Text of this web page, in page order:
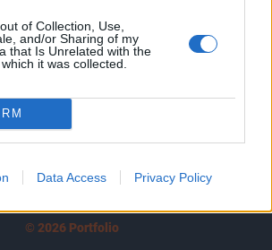
of Collection, Use,
and/or Sharing of my
that Is Unrelated with the
it was collected.
Data Access Privacy Policy
Előfizetés
VAGY?
© 2026 Portfolio